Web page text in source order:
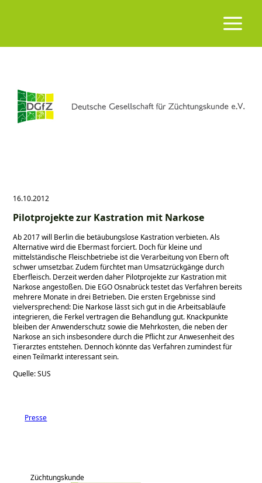
16.10.2012
Pilotprojekte zur Kastration mit Narkose
Ab 2017 will Berlin die betäubungslose Kastration verbieten. Als
Alternative wird die Ebermast forciert. Doch für kleine und
mittelständische Fleischbetriebe ist die Verarbeitung von Ebern oft
schwer umsetzbar. Zudem fürchtet man Umsatzrückgänge durch
Eberfleisch. Derzeit werden daher Pilotprojekte zur Kastration mit
Narkose angestoßen. Die EGO Osnabrück testet das Verfahren bereits
mehrere Monate in drei Betrieben. Die ersten Ergebnisse sind
vielversprechend: Die Narkose lässt sich gut in die Arbeitsabläufe
integrieren, die Ferkel vertragen die Behandlung gut. Knackpunkte
bleiben der Anwenderschutz sowie die Mehrkosten, die neben der
Narkose an sich insbesondere durch die Pflicht zur Anwesenheit des
Tierarztes entstehen. Dennoch könnte das Verfahren zumindest für
einen Teilmarkt interessant sein.
Quelle: SUS
Presse
Züchtungskunde